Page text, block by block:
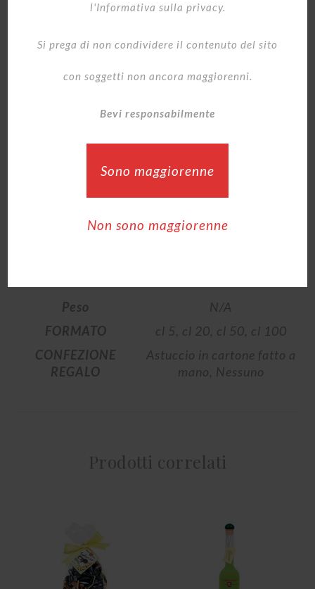
l'Informativa sulla privacy.
Si prega di non condividere il contenuto del sito
con soggetti non ancora maggiorenni.
Bevi responsabilmente
Sono maggiorenne
Non sono maggiorenne
Acquista
INFORMAZIONI AGGIUNTIVE
Peso
N/A
FORMATO
cl 5, cl 20, cl 50, cl 100
CONFEZIONE
REGALO
Astuccio in cartone fatto a
mano, Nessuno
Prodotti correlati